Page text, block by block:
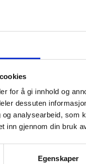
for å gi innhold og
dessuten
analysearbeid, som
inn gjennom din bruk
Egenskaper
og oppleve flere
med komforten.